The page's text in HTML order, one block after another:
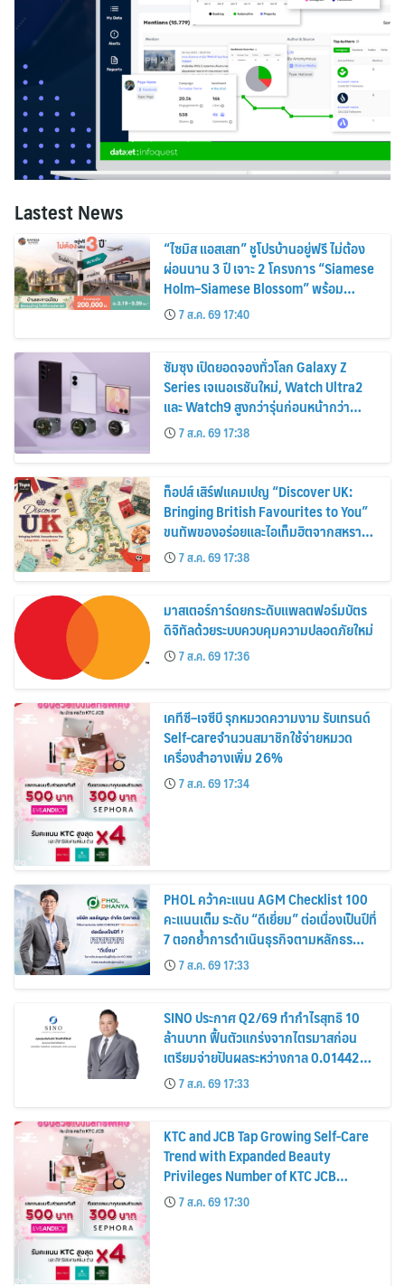
Lastest News
“ไซมิส แอสเสท” ชูโปรบ้านอยู่ฟรี ไม่ต้อง
ผ่อนนาน 3 ปี เจาะ 2 โครงการ “Siamese
Holm–Siamese Blossom” พร้อม
ส่วนลดและสิทธิพิเศษถึง 31 สิงหาคม
2569
7 ส.ค. 69 17:40
ซัมซุง เปิดยอดจองทั่วโลก Galaxy Z
Series เจเนอเรชันใหม่, Watch Ultra2
และ Watch9 สูงกว่ารุ่นก่อนหน้ากว่า
30%7 ส.ค. 69 17:38
ท็อปส์ เสิร์ฟแคมเปญ “Discover UK:
Bringing British Favourites to You”
ขนทัพของอร่อยและไอเท็มฮิตจากสหราช
อาณาจักร ส่งตรงถึงมือตั้งแต่วันนี้ – 18
สิงหาคมนี้
7 ส.ค. 69 17:38
มาสเตอร์การ์ดยกระดับแพลตฟอร์มบัตร
ดิจิทัลด้วยระบบควบคุมความปลอดภัยใหม่
7 ส.ค. 69 17:36
เคทีซี–เจซีบี รุกหมวดความงาม รับเทรนด์
Self-careจำนวนสมาชิกใช้จ่ายหมวด
เครื่องสำอางเพิ่ม 26%
7 ส.ค. 69 17:34
PHOL คว้าคะแนน AGM Checklist 100
คะแนนเต็ม ระดับ “ดีเยี่ยม” ต่อเนื่องเป็นปีที่
7 ตอกย้ำการดำเนินธุรกิจตามหลักธร
รมาภิบาล โปร่งใส สร้างความเชื่อมั่นผู้ถือ
หุ้น
7 ส.ค. 69 17:33
SINO ประกาศ Q2/69 ทำกำไรสุทธิ 10
ล้านบาท ฟื้นตัวแกร่งจากไตรมาสก่อน
เตรียมจ่ายปันผลระหว่างกาล 0.014423
บาทต่อหุ้น ครึ่งปีหลังมุ่งเติบโตต่อเนื่อง
7 ส.ค. 69 17:33
KTC and JCB Tap Growing Self-Care
Trend with Expanded Beauty
Privileges Number of KTC JCB
Cardmembers Spending on
Cosmetics Rises 26%
7 ส.ค. 69 17:30